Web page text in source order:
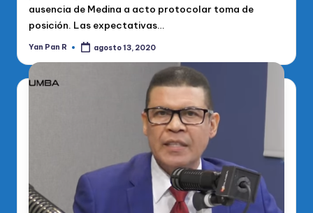
ausencia de Medina a acto protocolar toma de
posición. Las expectativas…
Publicado
Yan Pan R agosto 13, 2020